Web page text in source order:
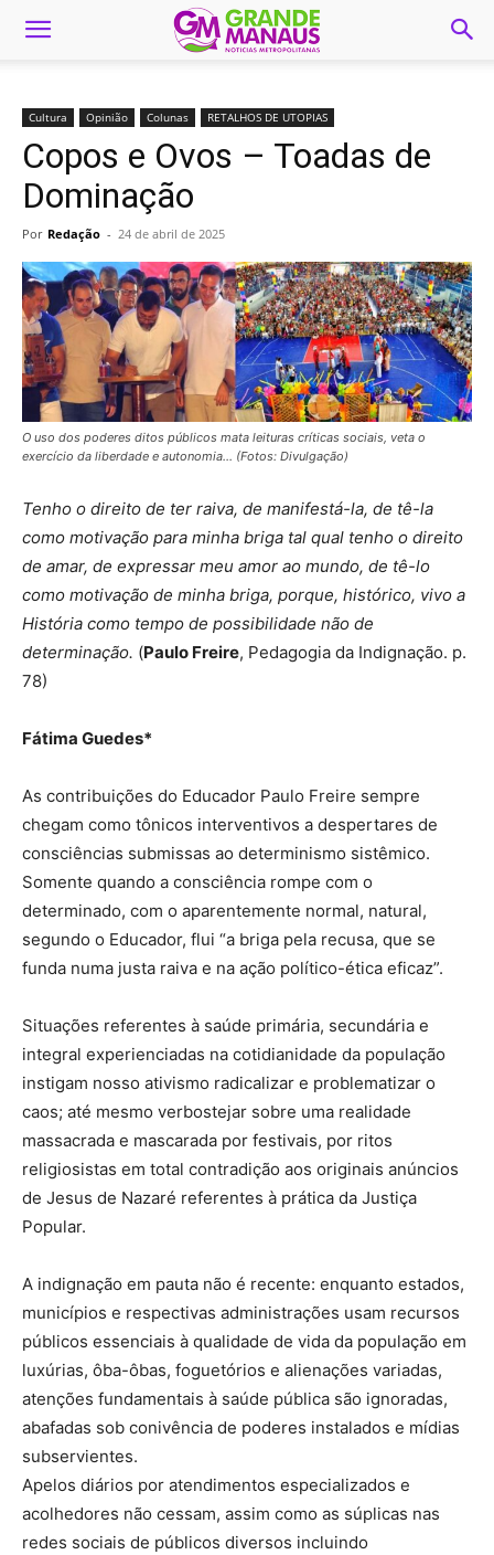
Cultura Opinião Colunas RETALHOS DE UTOPIAS
Copos e Ovos – Toadas de
Dominação
Por Redação - 24 de abril de 2025
O uso dos poderes ditos públicos mata leituras críticas sociais, veta o
exercício da liberdade e autonomia... (Fotos: Divulgação)
Tenho o direito de ter raiva, de manifestá-la, de tê-la
como motivação para minha briga tal qual tenho o direito
de amar, de expressar meu amor ao mundo, de tê-lo
como motivação de minha briga, porque, histórico, vivo a
História como tempo de possibilidade não de
determinação. (Paulo Freire, Pedagogia da Indignação. p.
78)
Fátima Guedes*
As contribuições do Educador Paulo Freire sempre
chegam como tônicos interventivos a despertares de
consciências submissas ao determinismo sistêmico.
Somente quando a consciência rompe com o
determinado, com o aparentemente normal, natural,
segundo o Educador, flui “a briga pela recusa, que se
funda numa justa raiva e na ação político-ética eficaz”.
Situações referentes à saúde primária, secundária e
integral experienciadas na cotidianidade da população
instigam nosso ativismo radicalizar e problematizar o
caos; até mesmo verbostejar sobre uma realidade
massacrada e mascarada por festivais, por ritos
religiosistas em total contradição aos originais anúncios
de Jesus de Nazaré referentes à prática da Justiça
Popular.
A indignação em pauta não é recente: enquanto estados,
municípios e respectivas administrações usam recursos
públicos essenciais à qualidade de vida da população em
luxúrias, ôba-ôbas, foguetórios e alienações variadas,
atenções fundamentais à saúde pública são ignoradas,
abafadas sob conivência de poderes instalados e mídias
subservientes.
Apelos diários por atendimentos especializados e
acolhedores não cessam, assim como as súplicas nas
redes sociais de públicos diversos incluindo